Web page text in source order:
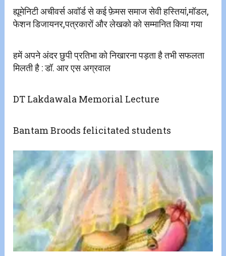
ह्यूमेनिटी अचीवर्स अवॉर्ड से कई फ़ेमस समाज सेवी हस्तियां,मॉडल,
फेशन डिजायनर,पत्रकारों और लेखको को सम्मानित किया गया
हमें अपने अंदर छुपी प्रतिभा को निखारना पड़ता है तभी सफलता
मिलती है : डॉ. आर एस अग्रवाल
DT Lakdawala Memorial Lecture
Bantam Broods felicitated students